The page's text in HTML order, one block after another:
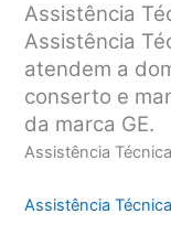
Assistência
Assistência
atendem a
conserto e
da marca GE.
Assistência
Assistência